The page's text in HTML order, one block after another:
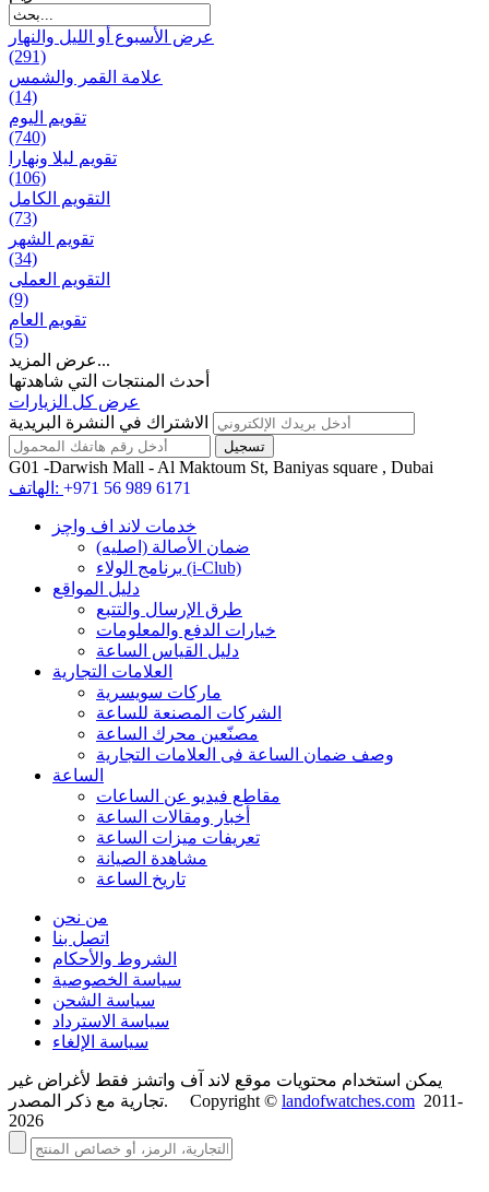
عرض الأسبوع أو الليل والنهار
(291)
علامة القمر والشمس
(14)
تقویم الیوم
(740)
تقويم ليلا ونهارا
(106)
التقويم الكامل
(73)
تقويم الشهر
(34)
التقويم العملی
(9)
تقويم العام
(5)
عرض المزيد...
أحدث المنتجات التي شاهدتها
عرض كل الزيارات
الاشتراك في النشرة البريدية
G01 -Darwish Mall - Al Maktoum St, Baniyas square , Dubai
الهاتف: +971 56 989 6171
خدمات لاند اف واچز
ضمان الأصالة (اصلیه)
برنامج الولاء (i-Club)
دليل المواقع
طرق الإرسال والتتبع
خيارات الدفع والمعلومات
دليل القياس الساعة
العلامات التجارية
ماركات سويسرية
الشركات المصنعة للساعة
مصنّعين محرك الساعة
وصف ضمان الساعة فی العلامات التجارية
الساعة
مقاطع فيديو عن الساعات
أخبار ومقالات الساعة
تعريفات ميزات الساعة
مشاهدة الصيانة
تاريخ الساعة
من نحن
اتصل بنا
الشروط والأحكام
سياسة الخصوصية
سياسة الشحن
سياسة الاسترداد
سياسة الإلغاء
يمكن استخدام محتويات موقع لاند آف واتشز فقط لأغراض غير
تجارية مع ذكر المصدر. Copyright © landofwatches.com 2011-
2026